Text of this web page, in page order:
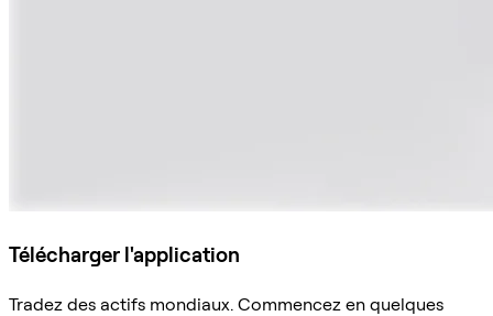
Télécharger l'application
Tradez des actifs mondiaux. Commencez en quelques